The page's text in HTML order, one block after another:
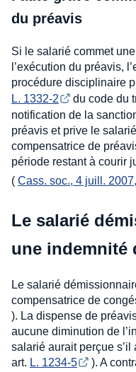
du préavis
Si le salarié commet
l’exécution du préavis,
procédure disciplinaire
L. 1332-2
du code du
notification de la
préavis et prive le
compensatrice de
période restant à courir
( Cass. soc., 4 juill.
Le salarié
une indemnité
Le salarié
compensatrice de
). La dispense de
aucune diminution de
salarié aurait perçue
art. L. 1234-5
). A